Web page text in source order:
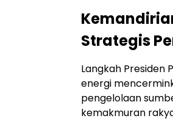
Strategis
Langkah
energi
pengelolaan
kemakmuran